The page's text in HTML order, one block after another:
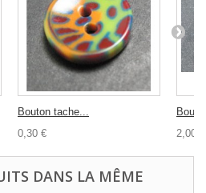
Bouton tache...
0,30 €
2,00 €
DANS LA MÊME